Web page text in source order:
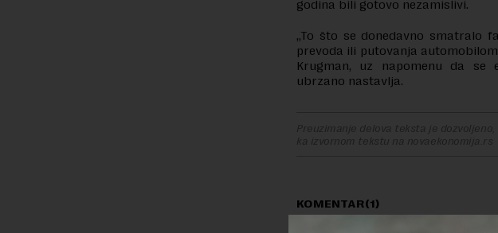
godina bili gotovo nezamislivi.
„To što se donedavno smatralo
prevoda ili putovanja
Krugman, uz napomenu da se
ubrzano nastavlja.
Preuzimanje delova teksta je
ka izvornom tekstu na novaekonomija.rs
KOMENTAR(1)